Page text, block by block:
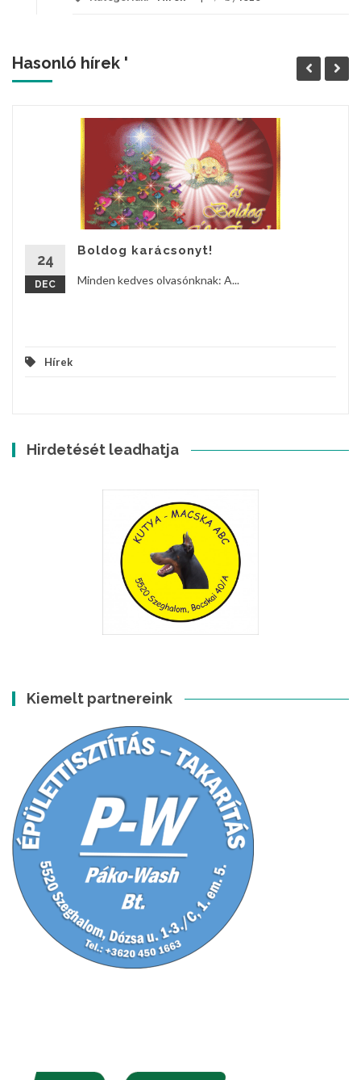
Hasonló hírek '
24
DEC
Boldog karácsonyt!
Minden kedves olvasónknak: A...
Hírek
Hirdetését leadhatja
Kiemelt partnereink